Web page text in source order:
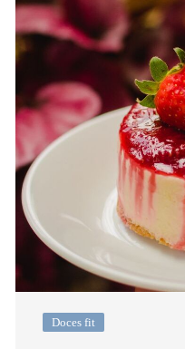
Doces fit